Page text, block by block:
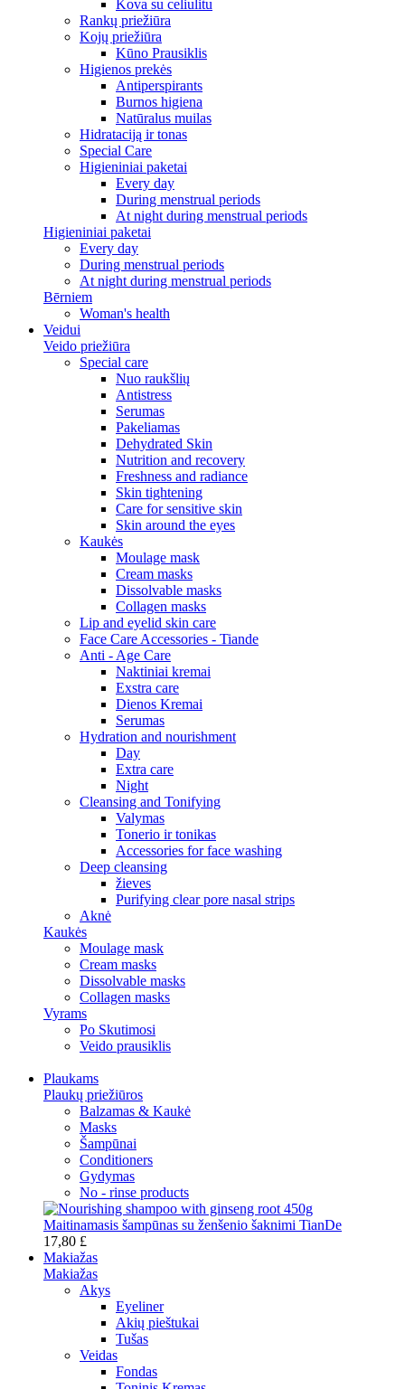
Kova su celiulitu
Rankų priežiūra
Kojų priežiūra
Kūno Prausiklis
Higienos prekės
Antiperspirants
Burnos higiena
Natūralus muilas
Hidrataciją ir tonas
Special Care
Higieniniai paketai
Every day
During menstrual periods
At night during menstrual periods
Higieniniai paketai
Every day
During menstrual periods
At night during menstrual periods
Bērniem
Woman's health
Veidui
Veido priežiūra
Special care
Nuo raukšlių
Antistress
Serumas
Pakeliamas
Dehydrated Skin
Nutrition and recovery
Freshness and radiance
Skin tightening
Care for sensitive skin
Skin around the eyes
Kaukės
Moulage mask
Cream masks
Dissolvable masks
Collagen masks
Lip and eyelid skin care
Face Care Accessories - Tiande
Anti - Age Care
Naktiniai kremai
Exstra care
Dienos Kremai
Serumas
Hydration and nourishment
Day
Extra care
Night
Cleansing and Tonifying
Valymas
Tonerio ir tonikas
Accessories for face washing
Deep cleansing
žieves
Purifying clear pore nasal strips
Aknė
Kaukės
Moulage mask
Cream masks
Dissolvable masks
Collagen masks
Vyrams
Po Skutimosi
Veido prausiklis
Plaukams
Plaukų priežiūros
Balzamas & Kaukė
Masks
Šampūnai
Conditioners
Gydymas
No - rinse products
Maitinamasis šampūnas su ženšenio šaknimi TianDe
17,80 £
Makiažas
Makiažas
Akys
Eyeliner
Akių pieštukai
Tušas
Veidas
Fondas